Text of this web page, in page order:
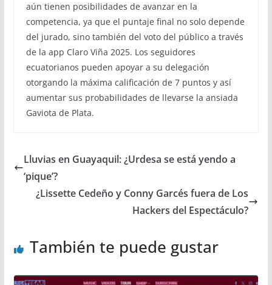
aún tienen posibilidades de avanzar en la
competencia, ya que el puntaje final no solo depende
del jurado, sino también del voto del público a través
de la app Claro Viña 2025. Los seguidores
ecuatorianos pueden apoyar a su delegación
otorgando la máxima calificación de 7 puntos y así
aumentar sus probabilidades de llevarse la ansiada
Gaviota de Plata.
Lluvias en Guayaquil: ¿Urdesa se está yendo a
‘pique’?
¿Lissette Cedeño y Conny Garcés fuera de Los
Hackers del Espectáculo?
También te puede gustar